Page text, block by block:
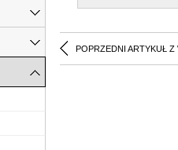
POPRZEDNI ARTYKUŁ Z